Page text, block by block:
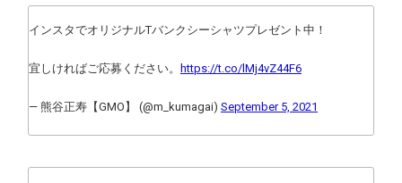
インスタでオリジナルTバンクシーシャツプレゼント中！
宜しければご応募ください。 https://t.co/lMj4vZ44F6
— 熊谷正寿【GMO】 (@m_kumagai) September 5, 2021